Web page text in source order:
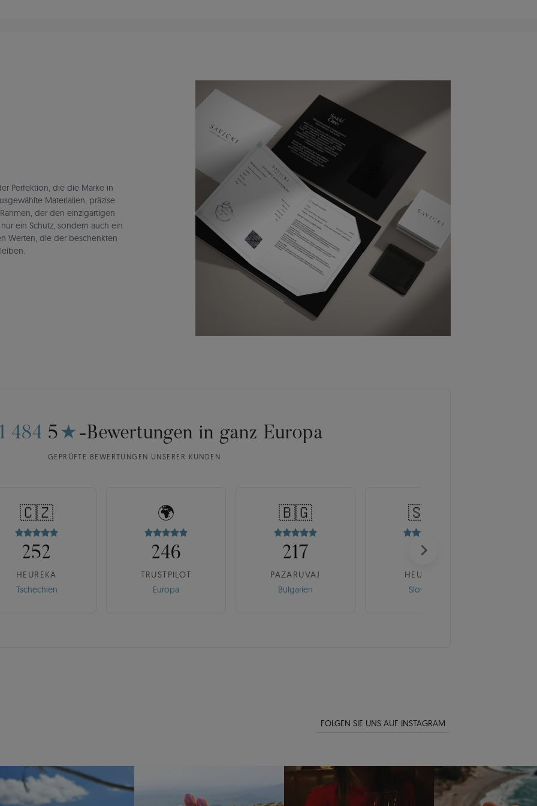
Perfektion, die die Marke in
Materialien, präzise
der den einzigartigen
ein Schutz, sondern auch ein
Werten, die der beschenkten
484 5 ★ -Bewertungen in ganz Europa
GEPRÜFTE BEWERTUNGEN UNSERER KUNDEN
🇨🇿
252
HEUREKA
Tschechien
🌍
246
TRUSTPILOT
Europa
🇧🇬
217
PAZARUVAJ
Bulgarien
🇸🇰
175
HEUREKA
Slowakei
FOLGEN SIE UNS AUF INSTAGRAM